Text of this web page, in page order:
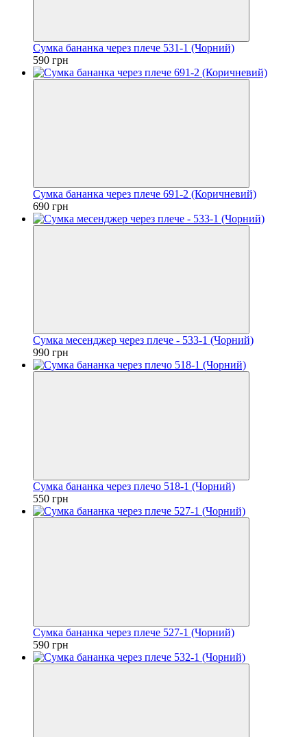
Сумка бананка через плече 531-1 (Чорний)
590 грн
Сумка бананка через плече 691-2 (Коричневий)
690 грн
Сумка месенджер через плече - 533-1 (Чорний)
990 грн
Сумка бананка через плечо 518-1 (Чорний)
550 грн
Сумка бананка через плече 527-1 (Чорний)
590 грн